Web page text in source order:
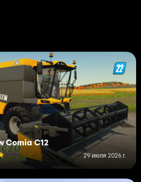
Comia C12
29 июля 2026 г.